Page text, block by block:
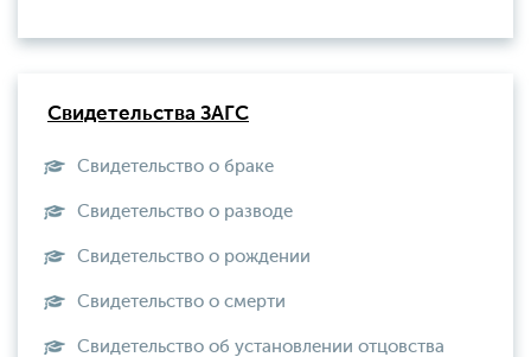
Свидетельства ЗАГС
Свидетельство о браке
Свидетельство о разводе
Свидетельство о рождении
Свидетельство о смерти
Свидетельство об установлении отцовства